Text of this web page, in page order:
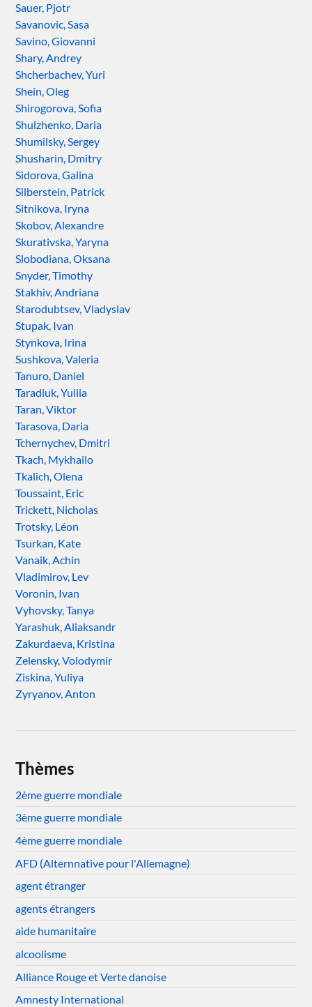
Sauer, Pjotr
Savanovic, Sasa
Savino, Giovanni
Shary, Andrey
Shcherbachev, Yuri
Shein, Oleg
Shirogorova, Sofia
Shulzhenko, Daria
Shumilsky, Sergey
Shusharin, Dmitry
Sidorova, Galina
Silberstein, Patrick
Sitnikova, Iryna
Skobov, Alexandre
Skurativska, Yaryna
Slobodiana, Oksana
Snyder, Timothy
Stakhiv, Andriana
Starodubtsev, Vladyslav
Stupak, Ivan
Stynkova, Irina
Sushkova, Valeria
Tanuro, Daniel
Taradiuk, Yuliia
Taran, Viktor
Tarasova, Daria
Tchernychev, Dmitri
Tkach, Mykhailo
Tkalich, Olena
Toussaint, Eric
Trickett, Nicholas
Trotsky, Léon
Tsurkan, Kate
Vanaik, Achin
Vladimirov, Lev
Voronin, Ivan
Vyhovsky, Tanya
Yarashuk, Aliaksandr
Zakurdaeva, Kristina
Zelensky, Volodymir
Ziskina, Yuliya
Zyryanov, Anton
Thèmes
2ème guerre mondiale
3ème guerre mondiale
4ème guerre mondiale
AFD (Alternnative pour l'Allemagne)
agent étranger
agents étrangers
aide humanitaire
alcoolisme
Alliance Rouge et Verte danoise
Amnesty International